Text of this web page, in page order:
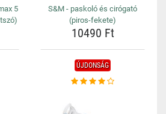
5
S&M - paskoló és cirógató
(piros-fekete)
10490 Ft
ÚJDONSÁG